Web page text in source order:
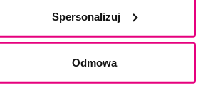
Spersonalizuj
Odmowa
Stworzony z miłościąIZON+2FRESH